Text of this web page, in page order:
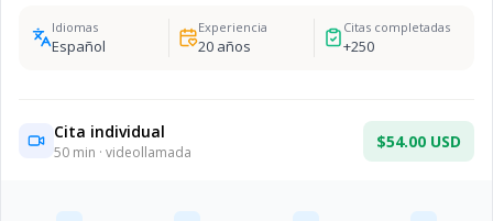
Idiomas
Español
Experiencia
20años
Citas completadas
+250
Cita individual
50 min · videollamada
$54.00 USD